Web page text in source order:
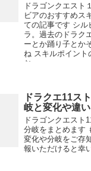
ドラゴンクエスト
ビアのおすすめス
ての記事です シル
ラ。過去のドラク
ーとか踊り子とか
ね スキルポイント
お...
ドラクエ11ス
岐と変化や違
ドラゴンクエスト
分岐をまとめます
変化や分岐をご存
報いただけると幸